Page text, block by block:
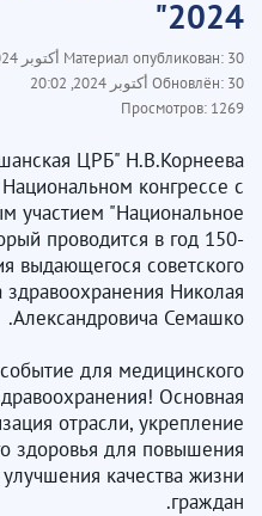
2024"
Материал опубликован: 30 أكتوبر 2024, 19:57
Обновлён: 30 أكتوبر 2024, 20:02
Просмотров: 1269
ЦРБ" Н.В.Корнеева
конгрессе с
участием "Национальное
проводится в год 150-
выдающегося советского
здравоохранения Николая
Александровича Семашко.
для медицинского
Основная
отрасли, укрепление
здоровья для повышения
качества жизни
граждан.